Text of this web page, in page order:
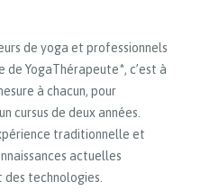
de yoga et professionnels
YogaThérapeute*, c’est à
à chacun, pour
cursus de deux années.
traditionnelle et
actuelles
des technologies.